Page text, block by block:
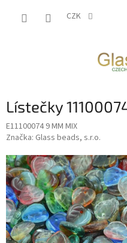
CZK
Lístečky
E11100074 9 MM MIX
Značka: Glass beads, s.r.o.